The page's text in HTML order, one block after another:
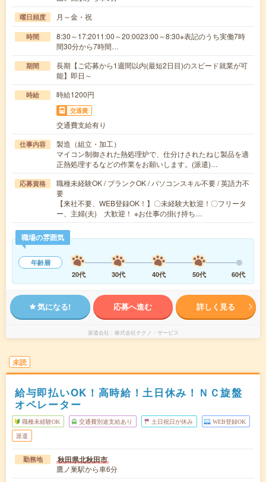
曜日頻度 月～金・祝
時間
8:30～17:2011:00～20:0023:00～8:30※表記のうち実働7時
間30分から7時間…
期間
長期【ご応募から1週間以内(最短2日目)のスピード就業が可
能】即日～
時給 時給1200円
交通費
交通費支給有り
仕事内容
製造（組立・加工）
マイコン制御された熱処理炉で、仕分けされたねじ製品を適
正熱処理するなどの作業をお願いします。(派遣)…
応募資格
職種未経験OK / ブランクOK / パソコンスキル不要 / 英語力不
要
【来社不要、WEB登録OK！】〇未経験大歓迎！〇フリータ
ー、主婦(夫) 大歓迎！ ※お仕事の掛け持ち…
職場の雰囲気
年齢層
20代
30代 40代 50代 60代
気になる! 応募へ進む 詳しく見る
派遣会社 株式会社テクノ・サービス
未読
給与即払いOK！高時給！土日休み！ＮＣ旋盤
オペレーター
職種未経験OK 交通費別途支給あり 土日祝日が休み WEB登録OK
派遣
勤務地 秋田県北秋田市
鷹ノ巣駅から車6分